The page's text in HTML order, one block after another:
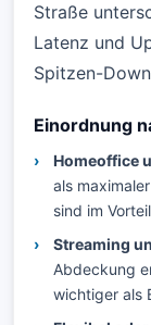
Straße
Latenz und
Spitzen-
Einordnung
Homeoffice
als
sind im
Streaming
Abdeckung
wichtiger als